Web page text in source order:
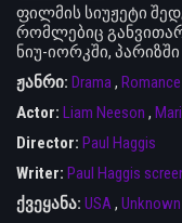
ფილმის სიუჟეტი
რომლებიც
ნიუ-იორკში,
ჟანრი: Drama, Romance
Actor: Liam Neeson ,
Director: Paul Haggis
Writer: Paul Haggis
ქვეყანა: USA, Unknown